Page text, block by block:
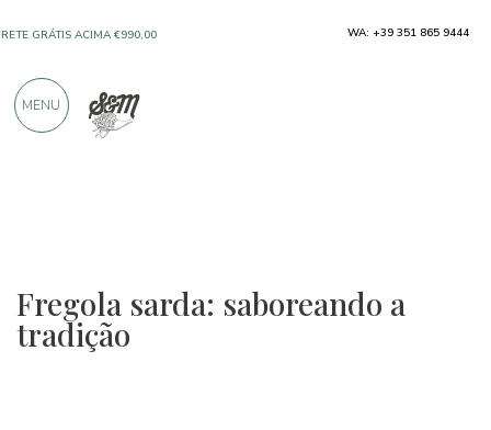
Fregola sarda: saboreando a
tradição
PRODUTOS DE EXCELENTES
DE 900 AVALIAÇÕES POSITIVAS
WA: +39 351 865 9444
MENU